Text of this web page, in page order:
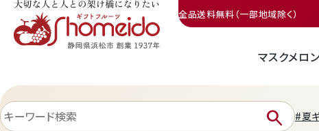
全品送料無料（一部地域除く）
マスクメロ
search #夏
三ヶ日みかん